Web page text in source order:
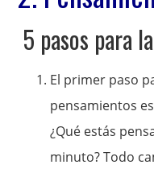
5 pasos para
El primer paso
pensamientos
¿Qué estás
minuto? Todo